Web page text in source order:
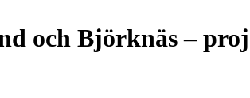
och Björknäs –